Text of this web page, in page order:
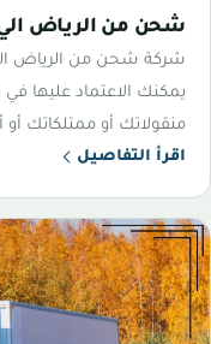
شحن من الرياض
شركة شحن من الرياض
يمكنك الاعتماد عليها
منقولاتك أو ممتلكاتك
اقرأ التفاصيل